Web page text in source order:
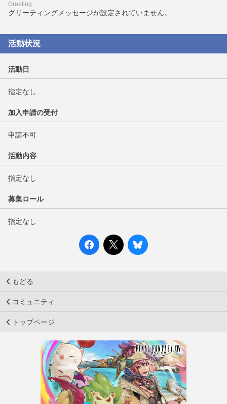
Greeting
グリーティングメッセージが設定されていません。
活動状況
活動日
指定なし
加入申請の受付
申請不可
活動内容
指定なし
募集ロール
指定なし
もどる
コミュニティ
トップページ